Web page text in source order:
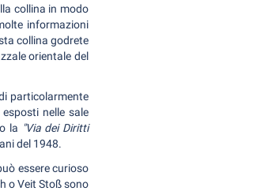
collina in modo
informazioni
collina godrete
orientale del
particolarmente
nelle sale
la "Via dei Diritti
del 1948.
essere curioso
o Veit Stoß sono